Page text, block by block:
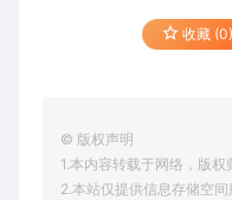
收藏 (0)
© 版权声明
1.本内容转载于网络，版权
2.本站仅提供信息存储空